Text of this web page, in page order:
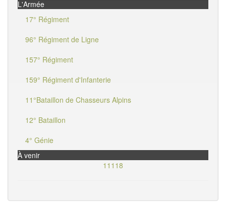
L'Armée
17° Régiment
96° Régiment de Ligne
157° Régiment
159° Régiment d'Infanterie
11°Bataillon de Chasseurs Alpins
12° Bataillon
4° Génie
À venir
11118